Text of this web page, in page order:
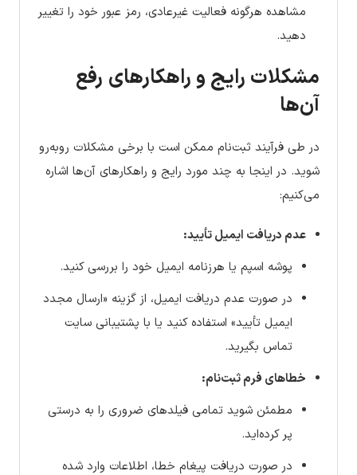
مشاهده هرگونه فعالیت غیرعادی، رمز عبور خود را تغییر
دهید.
مشکلات رایج و راهکارهای رفع
آن‌ها
در طی فرآیند ثبت‌نام ممکن است با برخی مشکلات روبه‌رو
شوید. در اینجا به چند مورد رایج و راهکارهای آن‌ها اشاره
می‌کنیم:
عدم دریافت ایمیل تأیید:
پوشه اسپم یا هرزنامه ایمیل خود را بررسی کنید.
در صورت عدم دریافت ایمیل، از گزینه «ارسال مجدد
ایمیل تأیید» استفاده کنید یا با پشتیبانی سایت
تماس بگیرید.
خطاهای فرم ثبت‌نام:
مطمئن شوید تمامی فیلدهای ضروری را به درستی
پر کرده‌اید.
در صورت دریافت پیغام خطا، اطلاعات وارد شده